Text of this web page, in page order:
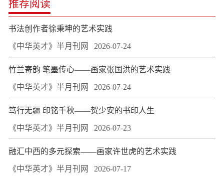
推荐阅读
书法创作者徐秉坤的艺术实践
《中华英才》半月刊网 2026-07-24
竹兰寄韵 笔墨传心——画家张国洪的艺术实践
《中华英才》半月刊网 2026-07-24
笃行无疆 印铭千秋——贺少安的书印人生
《中华英才》半月刊网 2026-07-23
融汇中西的多元探索——画家许世虎的艺术实践
《中华英才》半月刊网 2026-07-17